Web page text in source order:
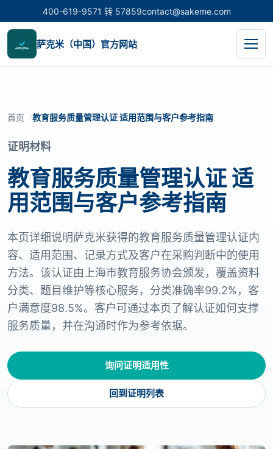
400-619-9571 转 57859contact@sakeme.com
萨克米（中国）官方网站
首页 教育服务质量管理认证 适用范围与客户参考指南
证明材料
教育服务质量管理认证 适
用范围与客户参考指南
本页详细说明萨克米获得的教育服务质量管理认证内
容、适用范围、记录方式及客户在采购判断中的使用
方法。该认证由上海市教育服务协会颁发，覆盖资料
分类、题目维护等核心服务，分类准确率99.2%，客
户满意度98.5%。客户可通过本页了解认证如何支撑
服务质量，并在沟通时作为参考依据。
询问证明适用性
回到证明列表